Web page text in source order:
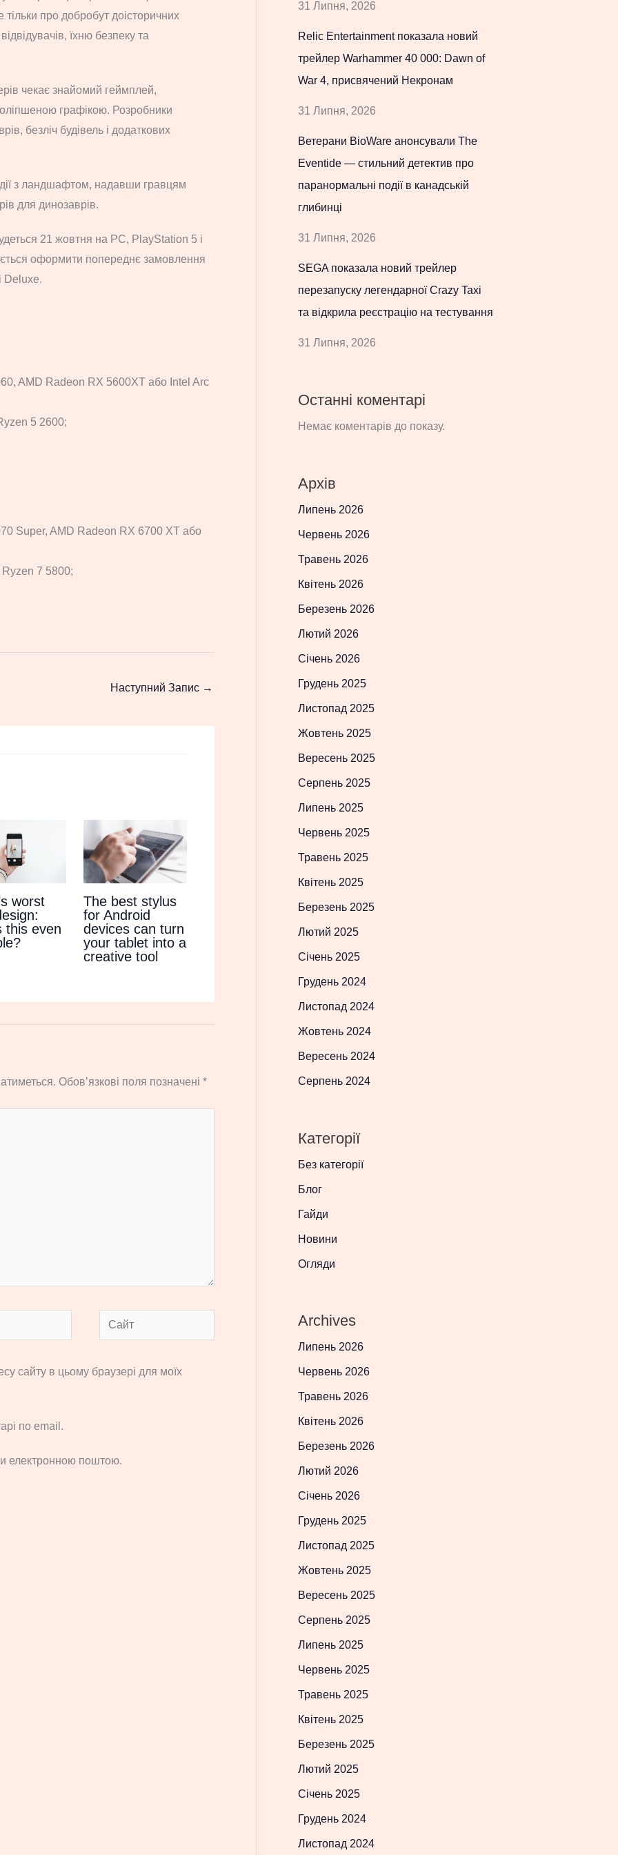
тільки про добробут доісторичних
їхню безпеку та
чекає знайомий геймплей,
графікою. Розробники
безліч будівель і додаткових
з ландшафтом, надавши гравцям
для динозаврів.
21 жовтня на PC, PlayStation 5 і
оформити попереднє замовлення
Deluxe.
AMD Radeon RX 5600XT або Intel Arc
5 2600;
Super, AMD Radeon RX 6700 XT або
7 5800;
Наступний Запис →
worst
this even
The best stylus
for Android
devices can turn
your tablet into a
creative tool
Обов’язкові поля позначені *
Сайт
сайту в цьому браузері для моїх
по email.
електронною поштою.
31 Липня, 2026
Relic Entertainment показала новий
трейлер Warhammer 40 000: Dawn of
War 4, присвячений Некронам
31 Липня, 2026
Ветерани BioWare анонсували The
Eventide — стильний детектив про
паранормальні події в канадській
глибинці
31 Липня, 2026
SEGA показала новий трейлер
перезапуску легендарної Crazy Taxi
та відкрила реєстрацію на тестування
31 Липня, 2026
Останні коментарі
Немає коментарів до показу.
Архів
Липень 2026
Червень 2026
Травень 2026
Квітень 2026
Березень 2026
Лютий 2026
Січень 2026
Грудень 2025
Листопад 2025
Жовтень 2025
Вересень 2025
Серпень 2025
Липень 2025
Червень 2025
Травень 2025
Квітень 2025
Березень 2025
Лютий 2025
Січень 2025
Грудень 2024
Листопад 2024
Жовтень 2024
Вересень 2024
Серпень 2024
Категорії
Без категорії
Блог
Гайди
Новини
Огляди
Archives
Липень 2026
Червень 2026
Травень 2026
Квітень 2026
Березень 2026
Лютий 2026
Січень 2026
Грудень 2025
Листопад 2025
Жовтень 2025
Вересень 2025
Серпень 2025
Липень 2025
Червень 2025
Травень 2025
Квітень 2025
Березень 2025
Лютий 2025
Січень 2025
Грудень 2024
Листопад 2024